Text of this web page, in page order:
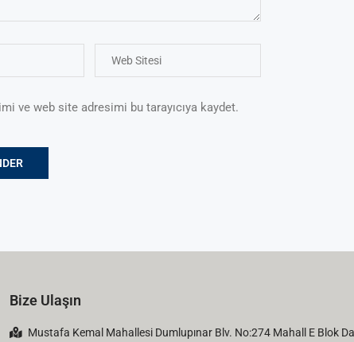
ve web site adresimi bu tarayıcıya kaydet.
Bize Ulaşın
Mustafa Kemal Mahallesi Dumlupınar Blv. No:274 Mahall E Blok